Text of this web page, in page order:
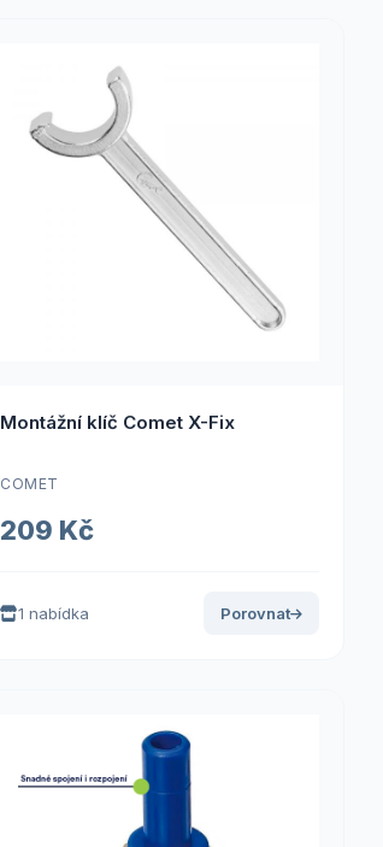
Montážní klíč Comet X-Fix
COMET
209 Kč
1 nabídka Porovnat